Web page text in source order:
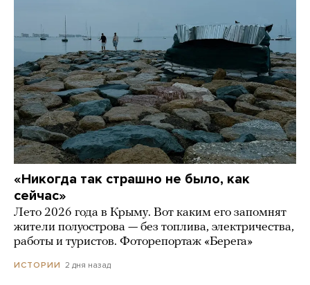
«Никогда так страшно не было, как
сейчас»
Лето 2026 года в Крыму. Вот каким его запомнят
жители полуострова — без топлива, электричества,
работы и туристов. Фоторепортаж «Берега»
ИСТОРИИ 2 дня назад